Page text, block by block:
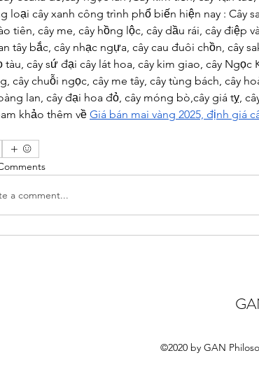
loại cây xanh công trình phổ biến hiện nay : Cây
tiên, cây me, cây hồng lộc, cây dầu rái, cây điệp
tây bắc, cây nhạc ngựa, cây cau đuôi chồn, cây
tàu, cây sứ đại cây lát hoa, cây kim giao, cây Ngọc
cây chuỗi ngọc, cây me tây, cây tùng bách, cây
lan, cây đại hoa đỏ, cây móng bò,cây giá tỵ,
khảo thêm về Giá bán mai vàng 2025, định giá
a comment...
©2020 by GAN